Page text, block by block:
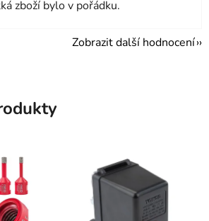
zboží bylo v pořádku.
Zobrazit další hodnocení